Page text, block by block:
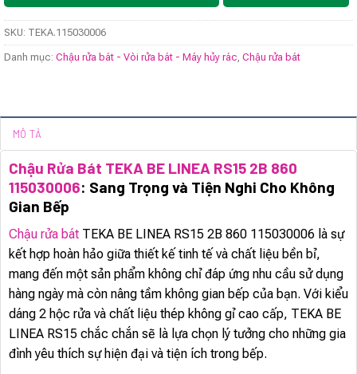
SKU: TEKA.115030006
Danh mục: Chậu rửa bát - Vòi rửa bát - Máy hủy rác, Chậu rửa bát
MÔ TẢ
Chậu Rửa Bát TEKA BE LINEA RS15 2B 860
115030006: Sang Trọng và Tiện Nghi Cho Không
Gian Bếp
Chậu rửa bát TEKA BE LINEA RS15 2B 860 115030006 là sự
kết hợp hoàn hảo giữa thiết kế tinh tế và chất liệu bền bỉ,
mang đến một sản phẩm không chỉ đáp ứng nhu cầu sử dụng
hàng ngày mà còn nâng tầm không gian bếp của bạn. Với kiểu
dáng 2 hộc rửa và chất liệu thép không gỉ cao cấp, TEKA BE
LINEA RS15 chắc chắn sẽ là lựa chọn lý tưởng cho những gia
đình yêu thích sự hiện đại và tiện ích trong bếp.